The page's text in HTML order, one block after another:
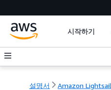
시작하기
설명서 Amazon Lightsail